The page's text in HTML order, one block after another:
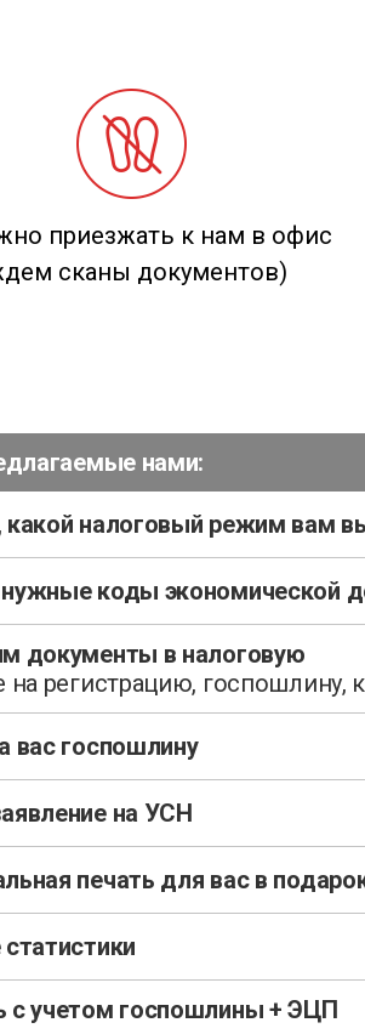
приезжать к нам в офис
сканы документов)
нами:
налоговый режим вам
коды экономической
документы в налоговую
на регистрацию, госпошлину,
вас госпошлину
на УСН
печать для вас в
с учетом госпошлины + ЭЦП